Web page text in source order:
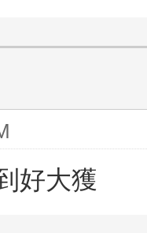
好大獲